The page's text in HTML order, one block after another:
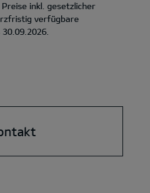
Preise inkl. gesetzlicher
verfügbare